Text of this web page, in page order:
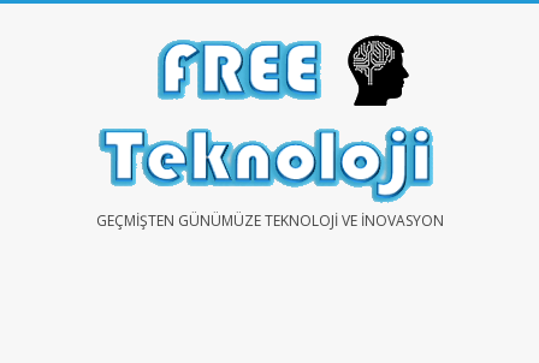
FREEGEÇMIŞTEN GÜNÜMÜZE TEKNOLOJI VE İNOVASYON